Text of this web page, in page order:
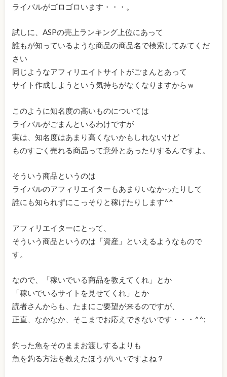
ライバルがゴロゴロいます・・・。
試しに、ASPの売上ランキング上位にあって
誰もが知っているような商品の商品名で検索してみてくだ
さい
同じようなアフィリエイトサイトがごまんとあって
サイト作成しようという気持ちがなくなりますからｗ
このように知名度の高いものについては
ライバルがごまんといるわけですが
実は、知名度はあまり高くないかもしれないけど
ものすごく売れる商品って意外とあったりするんですよ。
そういう商品というのは
ライバルのアフィリエイターもあまりいなかったりして
誰にも知られずにこっそりと稼げたりします^^
アフィリエイターにとって、
そういう商品というのは「資産」といえるようなもので
す。
なので、「稼いでいる商品を教えてくれ」とか
「稼いでいるサイトを見せてくれ」とか
読者さんからも、たまにご要望が来るのですが、
正直、なかなか、そこまでお応えできないです・・・^^;
釣った魚をそのままお渡しするよりも
魚を釣る方法を教えたほうがいいですよね？